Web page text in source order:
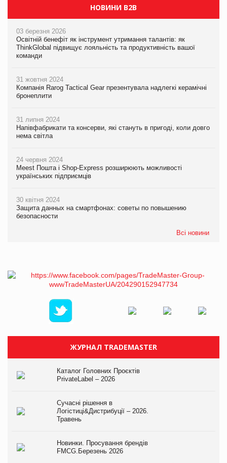
НОВИНИ B2B
03 березня 2026
Освітній бенефіт як інструмент утримання талантів: як
ThinkGlobal підвищує лояльність та продуктивність вашої
команди
31 жовтня 2024
Компанія Rarog Tactical Gear презентувала надлегкі керамічні
бронеплити
31 липня 2024
Напівфабрикати та консерви, які стануть в пригоді, коли довго
нема світла
24 червня 2024
Meest Пошта і Shop-Express розширюють можливості
українських підприємців
30 квітня 2024
Защита данных на смартфонах: советы по повышению
безопасности
Всі новини
ЖУРНАЛ TRADEMASTER
Каталог Головних Проєктів
PrivateLabel – 2026
Сучасні рішення в
Логістиці&Дистрибуції – 2026.
Травень
Новинки. Просування брендів
FMCG.Березень 2026